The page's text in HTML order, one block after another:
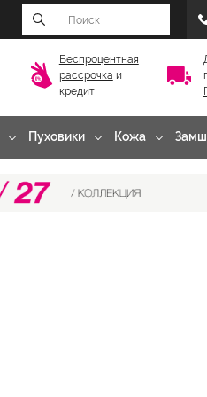
Беспроцентная
рассрочка и
кредит
Пуховики Кожа